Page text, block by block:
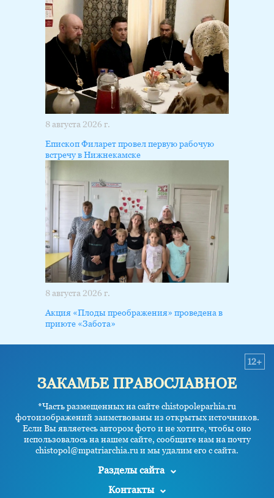
8 августа 2026 г.
Епископ Филарет провел первую рабочую
встречу в Нижнекамске
8 августа 2026 г.
Акция «Плоды преображения» проведена в
приюте «Забота»
ЗАКАМЬЕ ПРАВОСЛАВНОЕ
*Часть размещенных на сайте chistopoleparhia.ru
фотоизображений заимствованы из открытых источников.
Если Вы являетесь автором фото и не хотите, чтобы оно
использовалось на нашем сайте, сообщите нам на почту
chistopol@mpatriarchia.ru и мы удалим его с сайта.
12+
Разделы сайта
Контакты